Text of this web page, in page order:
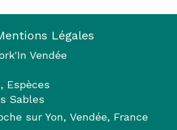
Légales
Vendée
Espèces
Sables
sur Yon, Vendée, France